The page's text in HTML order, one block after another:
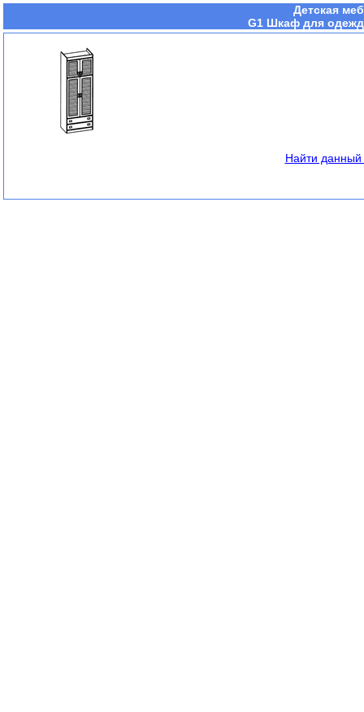
Детская
G1 Шкаф для
Найти данный